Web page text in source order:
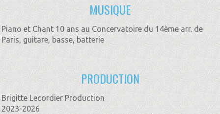
MUSIQUE
Piano et Chant 10 ans au Concervatoire du 14ème arr. de
Paris, guitare, basse, batterie
PRODUCTION
Brigitte Lecordier Production
2023-2026